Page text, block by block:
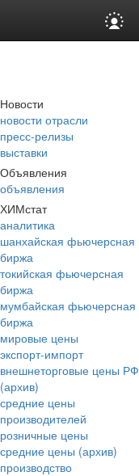
Новости
новости отрасли
пресс-релизы
выставки
Объявления
объявления
ХИМстат
аналитика
шанхайская фьючерсная
биржа
токийская фьючерсная
биржа
мумбайская фьючерсная
биржа
мировые цены
экспорт-импорт
внешнеторговые цены РФ
(архив)
средние цены
производителей
розничные цены
средние цены (архив)
производство